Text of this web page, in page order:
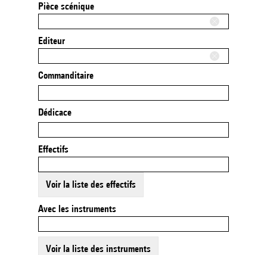
Pièce scénique
Editeur
Commanditaire
Dédicace
Effectifs
Voir la liste des effectifs
Avec les instruments
Voir la liste des instruments